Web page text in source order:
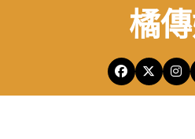
橘